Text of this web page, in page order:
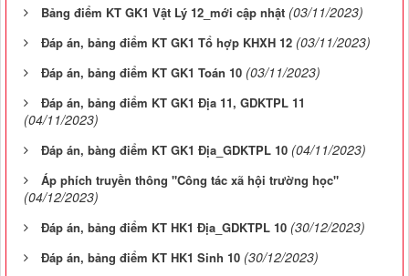
Bảng điểm KT GK1 Vật Lý 12_mới cập nhật (03/11/2023)
Đáp án, bảng điểm KT GK1 Tổ hợp KHXH 12 (03/11/2023)
Đáp án, bảng điểm KT GK1 Toán 10 (03/11/2023)
Đáp án, bảng điểm KT GK1 Địa 11, GDKTPL 11
(04/11/2023)
Đáp án, bàng điểm KT GK1 Địa_GDKTPL 10 (04/11/2023)
Áp phích truyền thông "Công tác xã hội trường học"
(04/12/2023)
Đáp án, bảng điểm KT HK1 Địa_GDKTPL 10 (30/12/2023)
Đáp án, bảng điểm KT HK1 Sinh 10 (30/12/2023)